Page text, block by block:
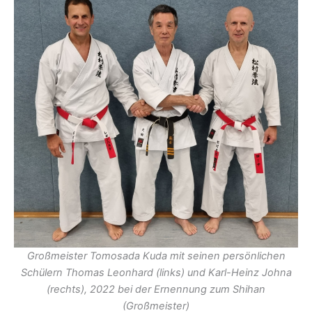
Großmeister Tomosada Kuda mit seinen persönlichen
Schülern Thomas Leonhard (links) und Karl-Heinz Johna
(rechts), 2022 bei der Ernennung zum Shihan
(Großmeister)